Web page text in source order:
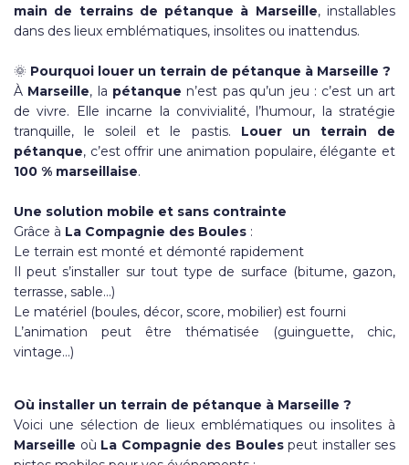
main de terrains de pétanque à Marseille, installables
dans des lieux emblématiques, insolites ou inattendus.
🌞 Pourquoi louer un terrain de pétanque à Marseille ?
À Marseille, la pétanque n’est pas qu’un jeu : c’est un art
de vivre. Elle incarne la convivialité, l’humour, la stratégie
tranquille, le soleil et le pastis. Louer un terrain de
pétanque, c’est offrir une animation populaire, élégante et
100 % marseillaise.
Une solution mobile et sans contrainte
Grâce à La Compagnie des Boules :
Le terrain est monté et démonté rapidement
Il peut s’installer sur tout type de surface (bitume, gazon,
terrasse, sable…)
Le matériel (boules, décor, score, mobilier) est fourni
L’animation peut être thématisée (guinguette, chic,
vintage…)
Où installer un terrain de pétanque à Marseille ?
Voici une sélection de lieux emblématiques ou insolites à
Marseille où La Compagnie des Boulespeut installer ses